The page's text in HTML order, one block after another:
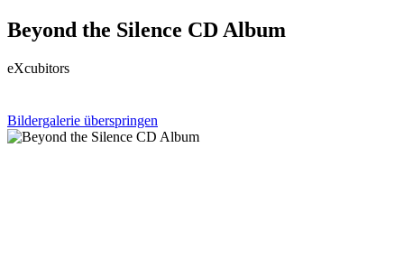
Beyond the Silence CD Album
eXcubitors
Bildergalerie überspringen